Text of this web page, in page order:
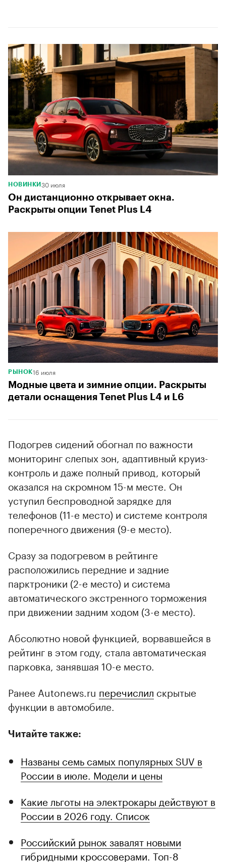
00:00 / 00:00
НОВИНКИ 30 июля
Он дистанционно открывает окна.
Раскрыты опции Tenet Plus L4
РЫНОК16 июля
Модные цвета и зимние опции. Раскрыты
детали оснащения Tenet Plus L4 и L6
Подогрев сидений обогнал по важности
мониторинг слепых зон, адаптивный круиз-
контроль и даже полный привод, который
оказался на скромном 15-м месте. Он
уступил беспроводной зарядке для
телефонов (11-е место) и системе контроля
поперечного движения (9-е место).
Сразу за подогревом в рейтинге
расположились передние и задние
парктроники (2-е место) и система
автоматического экстренного торможения
при движении задним ходом (3-е место).
Абсолютно новой функцией, ворвавшейся в
рейтинг в этом году, стала автоматическая
парковка, занявшая 10-е место.
Ранее Autonews.ru перечислил скрытые
функции в автомобиле.
Читайте также:
Названы семь самых популярных SUV в
России в июле. Модели и цены
Какие льготы на электрокары действуют в
России в 2026 году. Список
Российский рынок завалят новыми
гибридными кроссоверами. Топ-8